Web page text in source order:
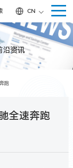
CN
沿资讯
跑
全速奔跑